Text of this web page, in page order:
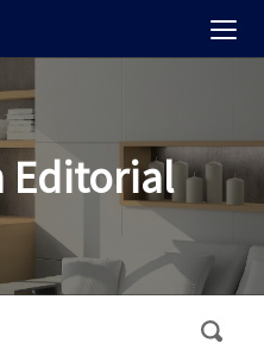
Editorial